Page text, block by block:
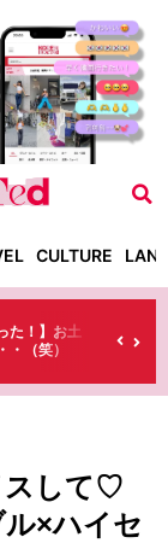
CULTURE
？】日本のド
ょっと…
スして♡
×ハイセ